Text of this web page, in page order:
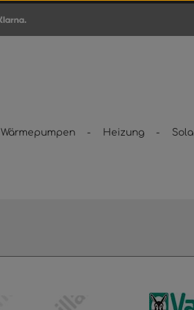
Wärmepumpen Heizung